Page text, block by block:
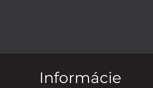
HLADOVANIE
Informácie